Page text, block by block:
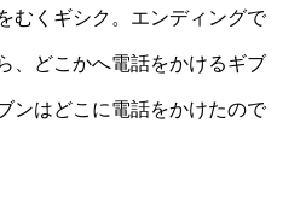
むくギシク。エンディングで
、どこかへ電話をかけるギブ
ンはどこに電話をかけたので